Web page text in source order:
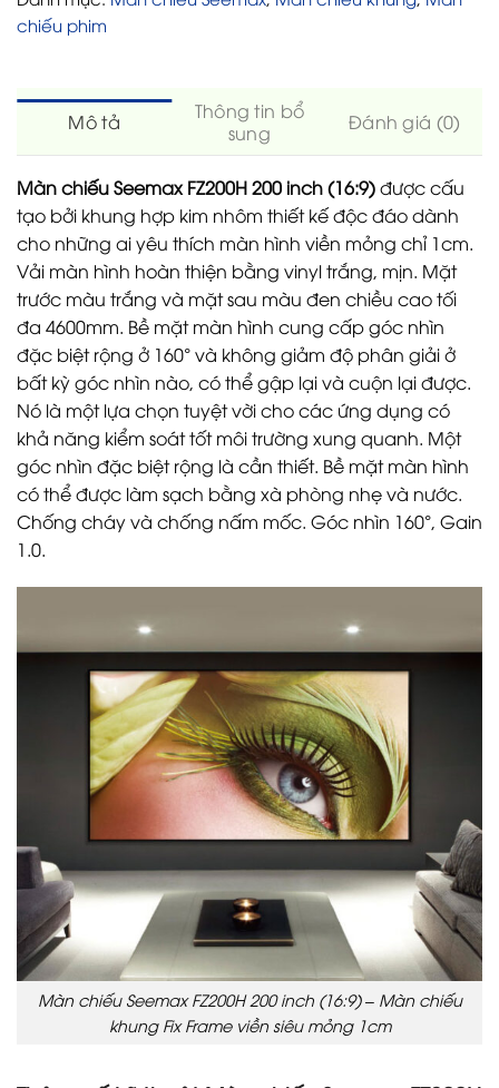
chiếu phim
Mô tả
Thông tin bổ
sung
Đánh giá (0)
Màn chiếu Seemax FZ200H 200 inch (16:9)được cấu
tạo bởi khung hợp kim nhôm thiết kế độc đáo dành
cho những ai yêu thích màn hình viền mỏng chỉ 1cm.
Vải màn hình hoàn thiện bằng vinyl trắng, mịn. Mặt
trước màu trắng và mặt sau màu đen chiều cao tối
đa 4600mm. Bề mặt màn hình cung cấp góc nhìn
đặc biệt rộng ở 160° và không giảm độ phân giải ở
bất kỳ góc nhìn nào, có thể gập lại và cuộn lại được.
Nó là một lựa chọn tuyệt vời cho các ứng dụng có
khả năng kiểm soát tốt môi trường xung quanh. Một
góc nhìn đặc biệt rộng là cần thiết. Bề mặt màn hình
có thể được làm sạch bằng xà phòng nhẹ và nước.
Chống cháy và chống nấm mốc. Góc nhìn 160°, Gain
1.0.
Màn chiếu Seemax FZ200H 200 inch (16:9) – Màn chiếu
khung Fix Frame viền siêu mỏng 1cm